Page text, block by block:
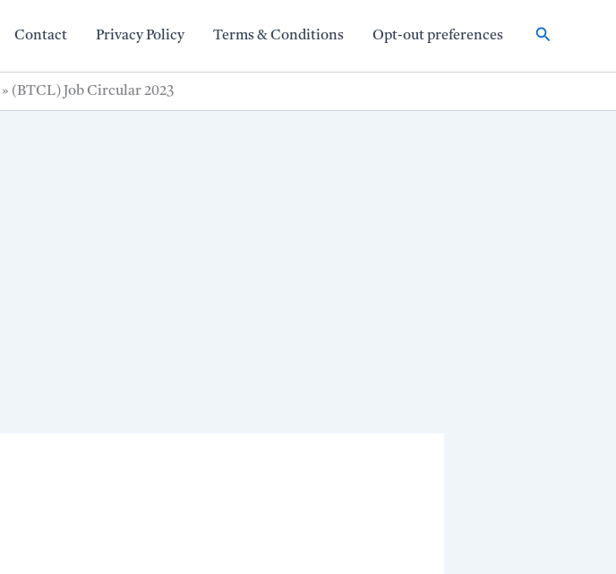
Contact Privacy Policy Terms & Conditions Opt-out preferences Search
» (BTCL) Job Circular 2023